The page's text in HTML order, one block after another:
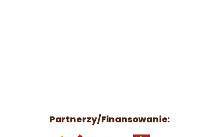
Partnerzy/Finansowanie: